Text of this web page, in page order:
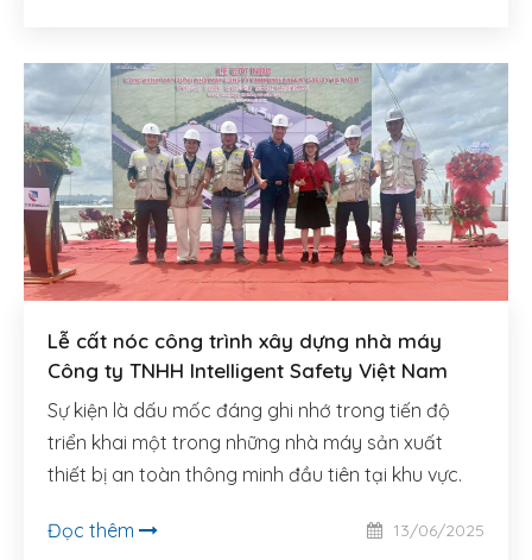
Lễ cất nóc công trình xây dựng nhà máy
Công ty TNHH Intelligent Safety Việt Nam
Sự kiện là dấu mốc đáng ghi nhớ trong tiến độ
triển khai một trong những nhà máy sản xuất
thiết bị an toàn thông minh đầu tiên tại khu vực.
Đọc thêm 13/06/2025